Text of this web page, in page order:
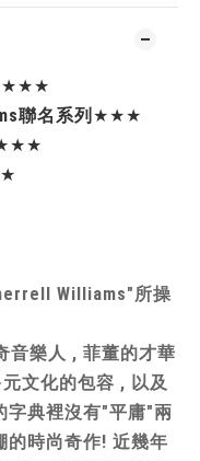
★★★
聯名系列 ★★★
Williams"所操
音樂人 , 菲董的才華
文化的包容 , 以及
字典裡沒有"平庸"兩
的時尚奇作! 近幾年